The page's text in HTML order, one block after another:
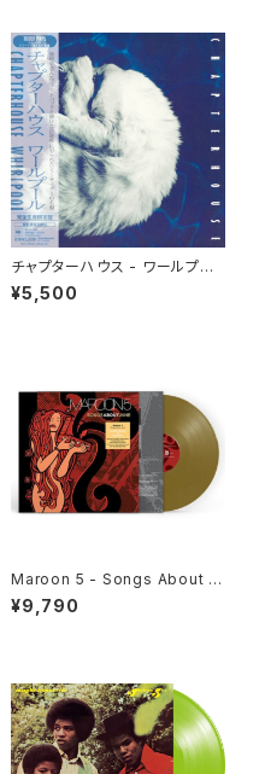
チャプターハウス - ワールプー
ル(LP)
¥5,500
Maroon 5 - Songs About J
ane[Gold Vinyl](LP)
¥9,790